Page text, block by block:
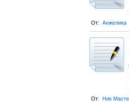
От: Анжелика
От: Ник